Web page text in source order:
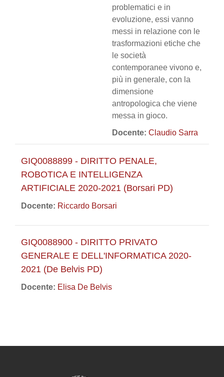
problematici e in
evoluzione, essi vanno
messi in relazione con le
trasformazioni etiche che
le società
contemporanee vivono e,
più in generale, con la
dimensione
antropologica che viene
messa in gioco.
Docente: Claudio Sarra
GIQ0088899 - DIRITTO PENALE,
ROBOTICA E INTELLIGENZA
ARTIFICIALE 2020-2021 (Borsari PD)
Docente: Riccardo Borsari
GIQ0088900 - DIRITTO PRIVATO
GENERALE E DELL'INFORMATICA 2020-
2021 (De Belvis PD)
Docente: Elisa De Belvis